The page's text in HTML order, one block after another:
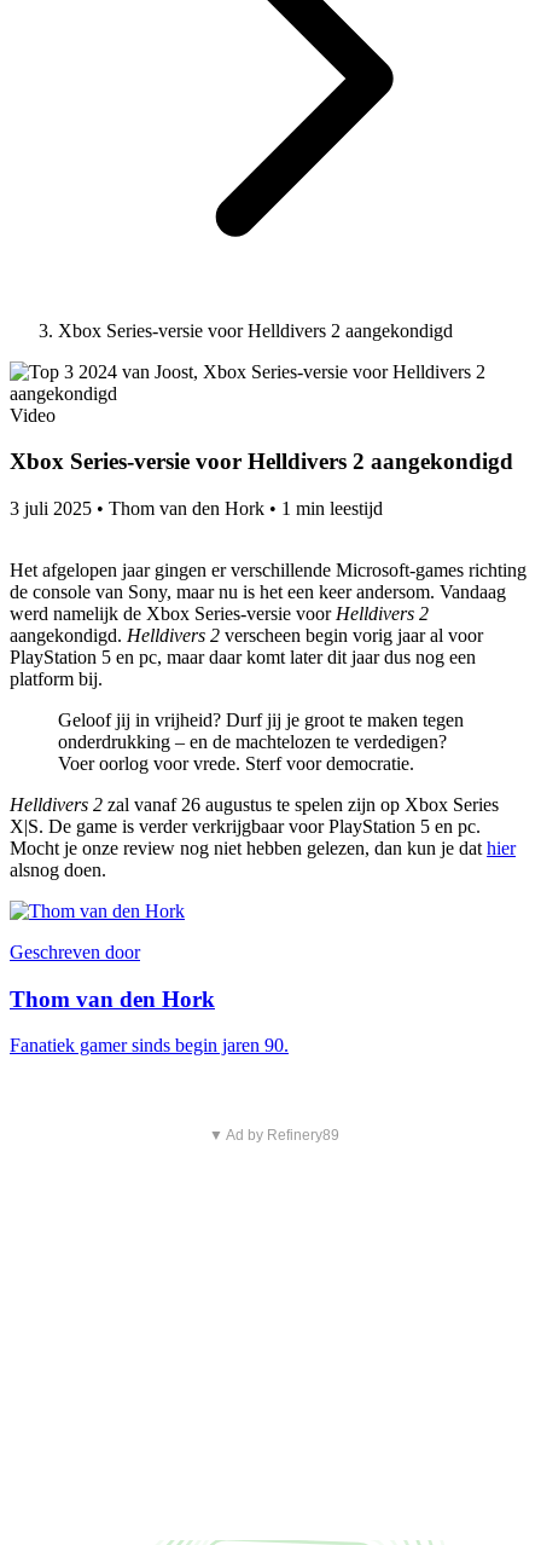
Xbox Series-versie voor Helldivers 2 aangekondigd
Video
Xbox Series-versie voor Helldivers 2 aangekondigd
3 juli 2025 • Thom van den Hork • 1 min leestijd
Het afgelopen jaar gingen er verschillende Microsoft-games richting
de console van Sony, maar nu is het een keer andersom. Vandaag
werd namelijk de Xbox Series-versie voor Helldivers 2
aangekondigd. Helldivers 2 verscheen begin vorig jaar al voor
PlayStation 5 en pc, maar daar komt later dit jaar dus nog een
platform bij.
Geloof jij in vrijheid? Durf jij je groot te maken tegen
onderdrukking – en de machtelozen te verdedigen?
Voer oorlog voor vrede. Sterf voor democratie.
Helldivers 2 zal vanaf 26 augustus te spelen zijn op Xbox Series
X|S. De game is verder verkrijgbaar voor PlayStation 5 en pc.
Mocht je onze review nog niet hebben gelezen, dan kun je dat hier
alsnog doen.
Geschreven door
Thom van den Hork
Fanatiek gamer sinds begin jaren 90.
▼ Ad by Refinery89